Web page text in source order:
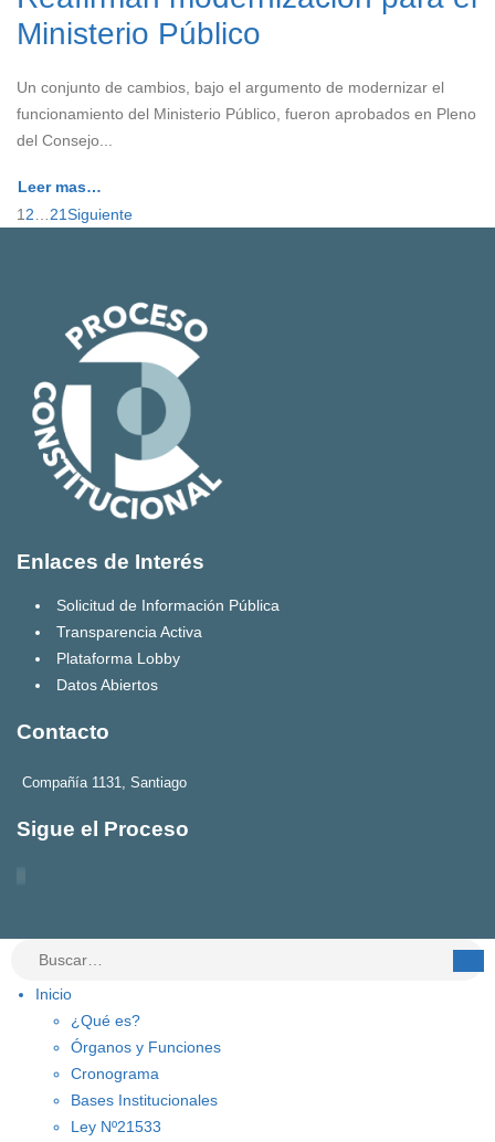
Ministerio Público
Un conjunto de cambios, bajo el argumento de modernizar el
funcionamiento del Ministerio Público, fueron aprobados en Pleno
del Consejo...
Leer mas…
1 2 21Siguiente
Enlaces de Interés
Solicitud de Información Pública
Transparencia Activa
Plataforma Lobby
Datos Abiertos
Contacto
Compañía 1131, Santiago
Sigue el Proceso
Inicio
¿Qué es?
Órganos y Funciones
Cronograma
Bases Institucionales
Ley Nº21533